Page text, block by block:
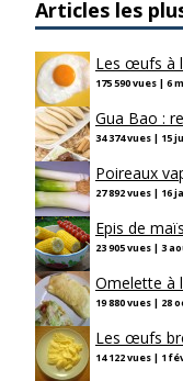
Articles les
Les œufs à
175 590 vues | 6
Gua Bao :
34 374 vues | 15
Poireaux
27 892 vues | 16
Epis de
23 905 vues | 3
Omelette à
19 880 vues | 28
Les œufs
14 122 vues | 1